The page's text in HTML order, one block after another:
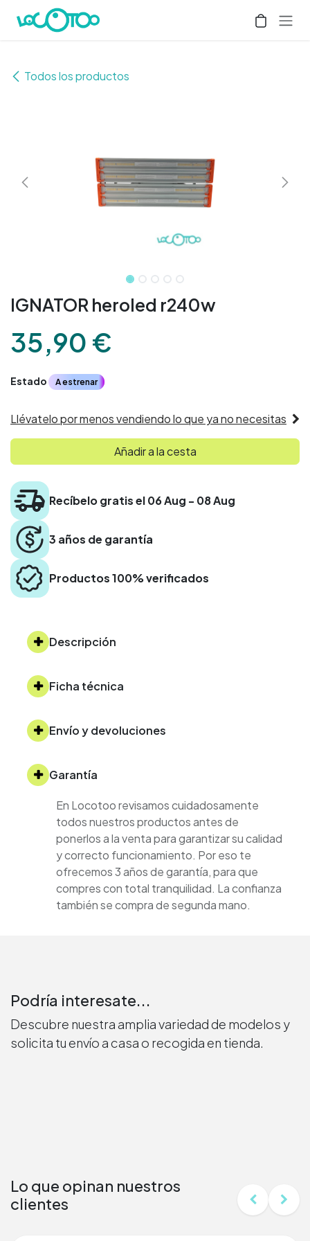
Ir al contenido
Todos los productos
IGNATOR heroled r240w
35,90 €
Estado A estrenar
Llévatelo por menos vendiendo lo que ya no necesitas
Añadir a la cesta
Recíbelo gratis el 06 Aug - 08 Aug
3 años de garantía
Productos 100% verificados
Descripción
Ficha técnica
Envío y devoluciones
Garantía
En Locotoo revisamos cuidadosamente
todos nuestros productos antes de
ponerlos a la venta para garantizar su calidad
y correcto funcionamiento. Por eso te
ofrecemos 3 años de garantía, para que
compres con total tranquilidad. La confianza
también se compra de segunda mano.
Podría interesate...
Descubre nuestra amplia variedad de modelos y
solicita tu envío a casa o recogida en tienda.
Lo que opinan nuestros
clientes